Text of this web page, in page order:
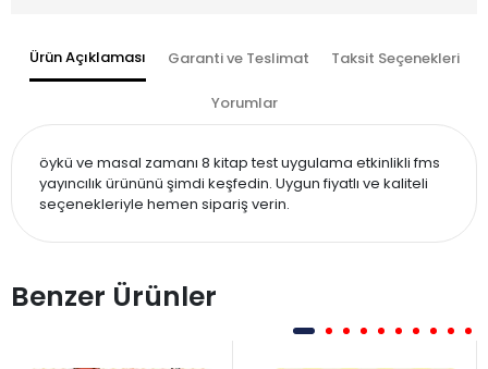
Ürün Açıklaması Garanti ve Teslimat Taksit Seçenekleri
Yorumlar
öykü ve masal zamanı 8 kitap test uygulama etkinlikli fms
yayıncılık ürününü şimdi keşfedin. Uygun fiyatlı ve kaliteli
seçenekleriyle hemen sipariş verin.
Benzer Ürünler